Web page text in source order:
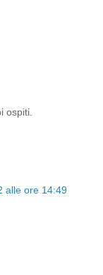
ospiti.
alle ore 14:49